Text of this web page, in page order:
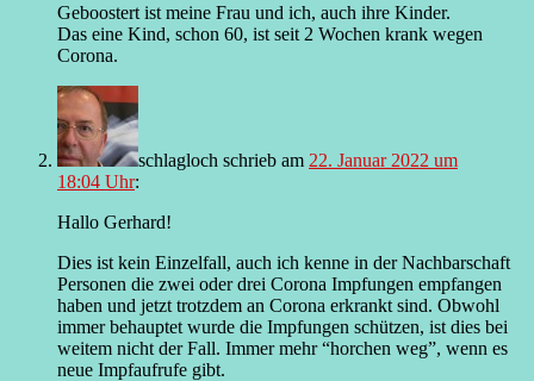
Geboostert ist meine Frau und ich, auch ihre Kinder.
Das eine Kind, schon 60, ist seit 2 Wochen krank wegen
Corona.
schlagloch schrieb am 22. Januar 2022 um
18:04 Uhr:
Hallo Gerhard!
Dies ist kein Einzelfall, auch ich kenne in der Nachbarschaft
Personen die zwei oder drei Corona Impfungen empfangen
haben und jetzt trotzdem an Corona erkrankt sind. Obwohl
immer behauptet wurde die Impfungen schützen, ist dies bei
weitem nicht der Fall. Immer mehr “horchen weg”, wenn es
neue Impfaufrufe gibt.